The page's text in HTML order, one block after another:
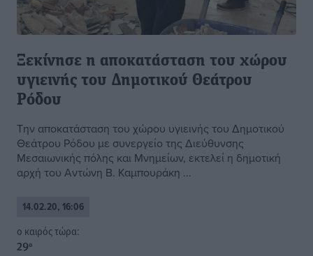
Ξεκίνησε η αποκατάσταση του χώρου
υγιεινής του Δημοτικού Θεάτρου
Ρόδου
Την αποκατάσταση του χώρου υγιεινής του Δημοτικού
Θεάτρου Ρόδου με συνεργείο της Διεύθυνσης
Μεσαιωνικής πόλης και Μνημείων, εκτελεί η δημοτική
αρχή του Αντώνη Β. Καμπουράκη ...
14.02.20, 16:06
o καιρός τώρα:
29°